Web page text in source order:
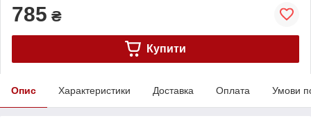
785 ₴
Купити
Опис Характеристики Доставка Оплата Умови